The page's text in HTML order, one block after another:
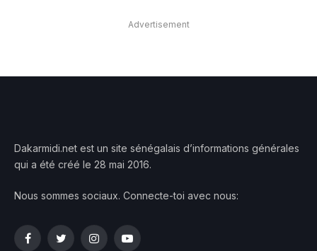
Advertisement
Dakarmidi.net est un site sénégalais d’informations générales
qui a été créé le 28 mai 2016.
Nous sommes sociaux. Connecte-toi avec nous:
FacebookTwitterInstagramYouTube